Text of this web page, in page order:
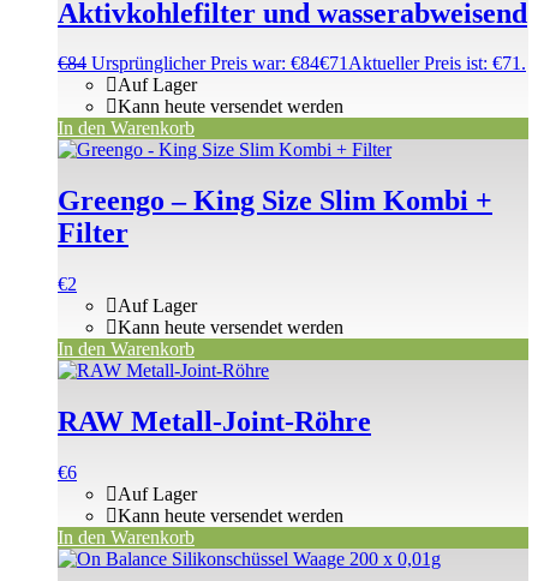
Aktivkohlefilter und wasserabweisend
€84 Ursprünglicher Preis war: €84€71Aktueller Preis ist: €71.
Auf Lager
Kann heute versendet werden
In den Warenkorb
Greengo – King Size Slim Kombi +
Filter
€2
Auf Lager
Kann heute versendet werden
In den Warenkorb
RAW Metall-Joint-Röhre
€6
Auf Lager
Kann heute versendet werden
In den Warenkorb